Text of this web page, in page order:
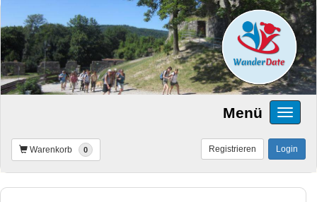
Menü
Warenkorb 0 Login
Registrieren